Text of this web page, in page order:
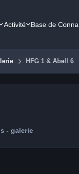
Activité Base de
HFG 1 & Abell 6
- galerie